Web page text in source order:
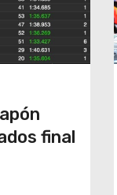
final